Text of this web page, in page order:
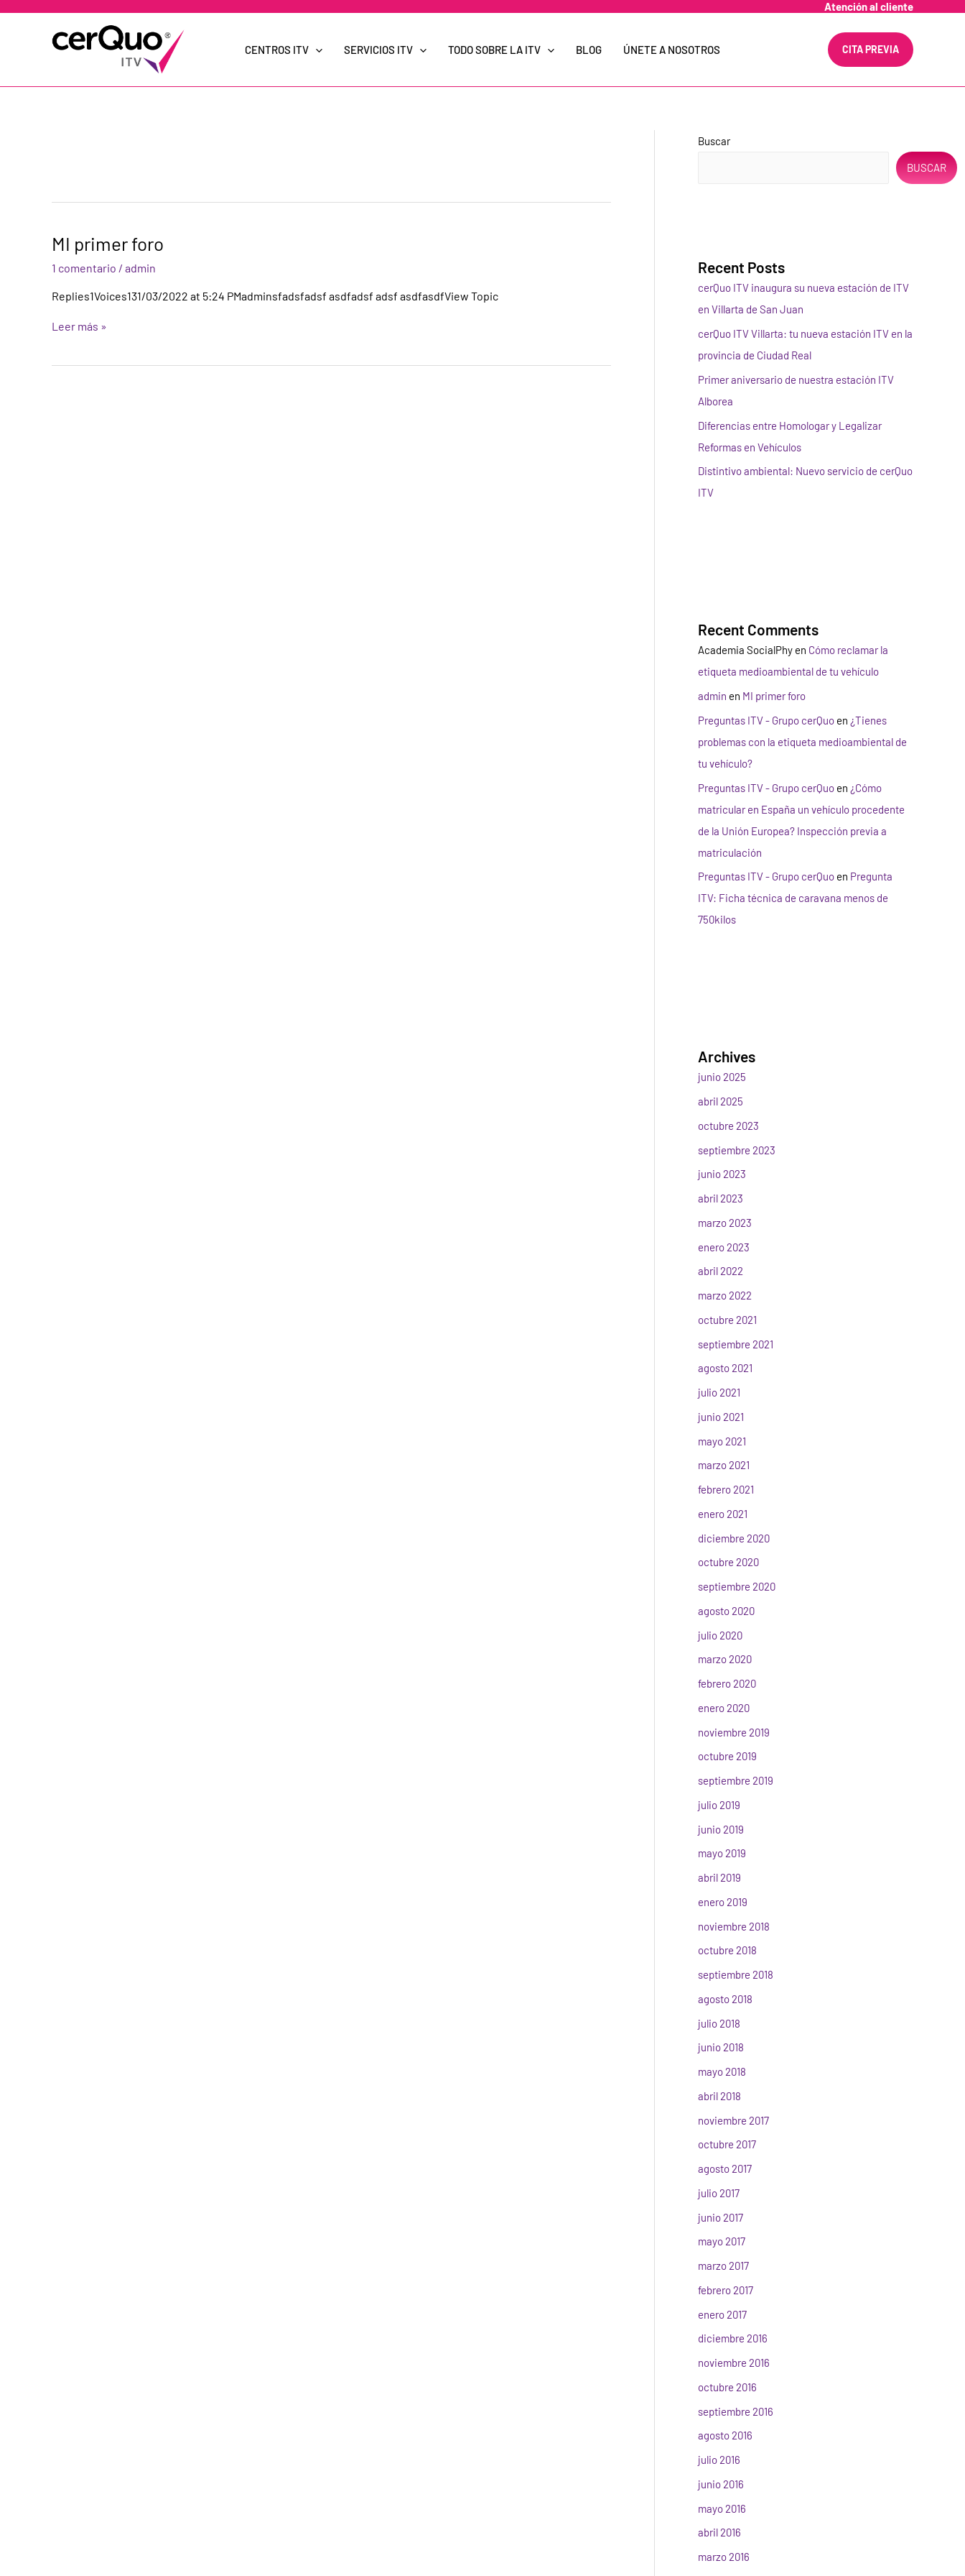
Atención al cliente
CENTROS ITV SERVICIOS ITV TODO SOBRE LA ITV BLOG ÚNETE A NOSOTROS CITA PREVIA
MI primer foro
1 comentario / admin
Replies1Voices131/03/2022 at 5:24 PMadminsfadsfadsf asdfadsf adsf asdfasdfView Topic
MI
primer
foro
Leer más »
Buscar
BUSCAR
Recent Posts
cerQuo ITV inaugura su nueva estación de ITV
en Villarta de San Juan
cerQuo ITV Villarta: tu nueva estación ITV en la
provincia de Ciudad Real
Primer aniversario de nuestra estación ITV
Alborea
Diferencias entre Homologar y Legalizar
Reformas en Vehículos
Distintivo ambiental: Nuevo servicio de cerQuo
ITV
Recent Comments
Academia SocialPhy en Cómo reclamar la
etiqueta medioambiental de tu vehículo
admin en MI primer foro
Preguntas ITV - Grupo cerQuo en ¿Tienes
problemas con la etiqueta medioambiental de
tu vehículo?
Preguntas ITV - Grupo cerQuo en ¿Cómo
matricular en España un vehículo procedente
de la Unión Europea? Inspección previa a
matriculación
Preguntas ITV - Grupo cerQuo en Pregunta
ITV: Ficha técnica de caravana menos de
750kilos
Archives
junio 2025
abril 2025
octubre 2023
septiembre 2023
junio 2023
abril 2023
marzo 2023
enero 2023
abril 2022
marzo 2022
octubre 2021
septiembre 2021
agosto 2021
julio 2021
junio 2021
mayo 2021
marzo 2021
febrero 2021
enero 2021
diciembre 2020
octubre 2020
septiembre 2020
agosto 2020
julio 2020
marzo 2020
febrero 2020
enero 2020
noviembre 2019
octubre 2019
septiembre 2019
julio 2019
junio 2019
mayo 2019
abril 2019
enero 2019
noviembre 2018
octubre 2018
septiembre 2018
agosto 2018
julio 2018
junio 2018
mayo 2018
abril 2018
noviembre 2017
octubre 2017
agosto 2017
julio 2017
junio 2017
mayo 2017
marzo 2017
febrero 2017
enero 2017
diciembre 2016
noviembre 2016
octubre 2016
septiembre 2016
agosto 2016
julio 2016
junio 2016
mayo 2016
abril 2016
marzo 2016